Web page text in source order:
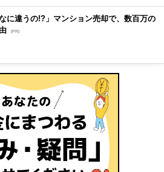
なに違うの!?」マンション売却で、数百万の
[PR]